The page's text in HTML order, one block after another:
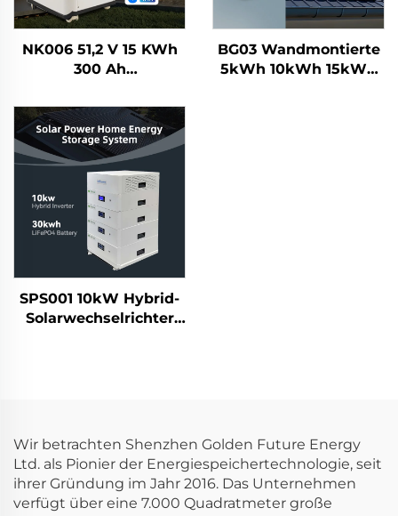
NK006 51,2 V 15 KWh
300 Ah
LiFePO4 Heimsolar-
Energiespeicheranlage
mit Smart-BMS-
Touchdisplay
BG03 Wandmontierte
5kWh 10kWh 15kWh
SPS001 10kW Hybrid-
Solarwechselrichter
Wir betrachten Shenzhen Golden Future Energy
Ltd. als Pionier der Energiespeichertechnologie, seit
ihrer Gründung im Jahr 2016. Das Unternehmen
verfügt über eine 7.000 Quadratmeter große